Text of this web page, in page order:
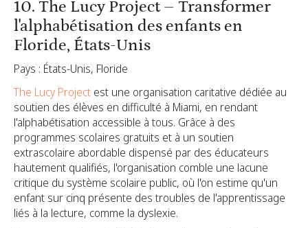
10. The Lucy Project – Transformer
l'alphabétisation des enfants en
Floride, États-Unis
Pays : États-Unis, Floride
The Lucy Project est une organisation caritative dédiée au
soutien des élèves en difficulté à Miami, en rendant
l'alphabétisation accessible à tous. Grâce à des
programmes scolaires gratuits et à un soutien
extrascolaire abordable dispensé par des éducateurs
hautement qualifiés, l'organisation comble une lacune
critique du système scolaire public, où l'on estime qu'un
enfant sur cinq présente des troubles de l'apprentissage
liés à la lecture, comme la dyslexie.